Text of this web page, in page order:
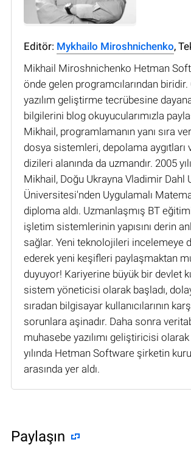
Editör: Mykhailo Miroshnichenko,
Mikhail Miroshnichenko Hetman
önde gelen programcılarından biridir.
yazılım geliştirme tecrübesine
bilgilerini blog okuyucularımızla
Mikhail, programlamanın yanı sıra
dosya sistemleri, depolama aygıtları
dizileri alanında da uzmandır. 2005
Mikhail, Doğu Ukrayna Vladimir Dahl
Üniversitesi'nden Uygulamalı
diploma aldı. Uzmanlaşmış BT
işletim sistemlerinin yapısını derin
sağlar. Yeni teknolojileri incelemeye
ederek yeni keşifleri paylaşmaktan
duyuyor! Kariyerine büyük bir devlet
sistem yöneticisi olarak başladı,
sıradan bilgisayar kullanıcılarının
sorunlara aşinadır. Daha sonra
muhasebe yazılımı geliştiricisi olarak
yılında Hetman Software şirketin
arasında yer aldı.
Paylaşın